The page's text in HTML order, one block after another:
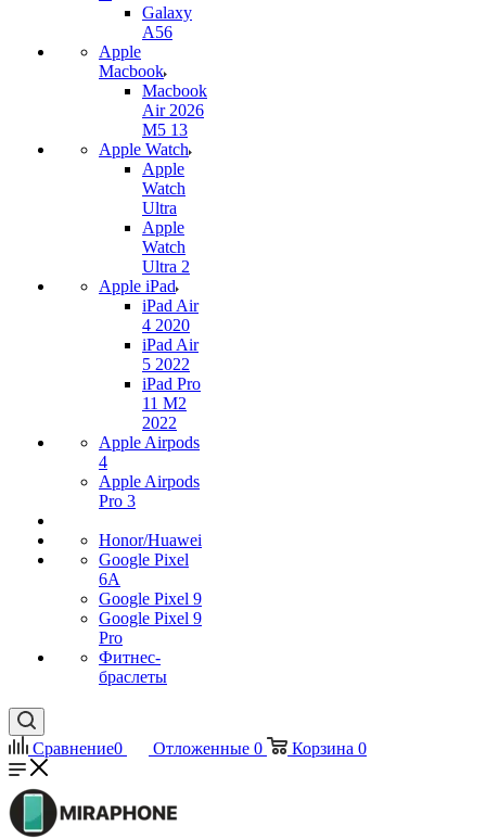
Galaxy
A56
Apple
Macbook
Macbook
Air 2026
M5 13
Apple Watch
Apple
Watch
Ultra
Apple
Watch
Ultra 2
Apple iPad
iPad Air
4 2020
iPad Air
5 2022
iPad Pro
11 M2
2022
Apple Airpods
4
Apple Airpods
Pro 3
Honor/Huawei
Google Pixel
6A
Google Pixel 9
Google Pixel 9
Pro
Фитнес-
браслеты
Сравнение0 Отложенные 0 Корзина 0